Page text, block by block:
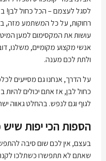
לסגל לעצמם – הכל כחול לבן!
רחוקות, על כל המשתמע מזה,
עושות את המקסימום למען
אנשי מקצוע מקומיים, משלנו,
ולתת לכם מענה.
על הדרך, אנחנו גם מסייעים
כחול לבן, אז אתם יכולים
לגוף וגם לנפש. בהחלט גאווה
הספות הכי יפות
בעצם, אין לכם שום סיבה
שאתם לא תתפשרו כשתלכו